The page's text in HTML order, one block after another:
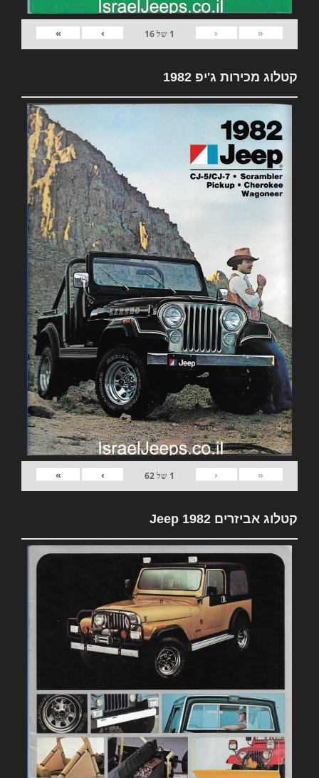
«
‹
1 של16
›
»
קטלוג מכירות ג'יפ 1982
«
‹
1 של62
›
»
קטלוג אביזרים 1982 Jeep